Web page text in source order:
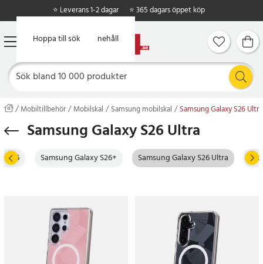
Hoppa till huvudinnehåll
Hoppa till sök
⭐ Leverans 1-2 dagar ⭐ 365 dagars öppet köp
Mobiltillbehör Mobilskal Samsung mobilskal Samsung Galaxy S26 Ultra
Samsung Galaxy S26 Ultra
S26 Samsung Galaxy S26+ Samsung Galaxy S26 Ultra